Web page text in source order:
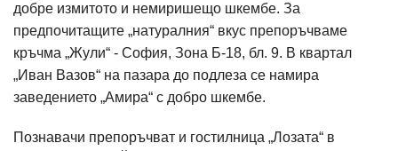
добре измитото и немиришещо шкембе. За
предпочитащите „натуралния“ вкус препоръчваме
кръчма „Жули“ - София, Зона Б-18, бл. 9. В квартал
„Иван Вазов“ на пазара до подлеза се намира
заведението „Амира“ с добро шкембе.
Познавачи препоръчват и гостилница „Лозата“ в